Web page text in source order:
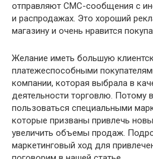
отправляют СМС-сообщения с
и распродажах. Это хороший
магазину и очень нравится
Желание иметь большую
платежеспособными
компании, которая выбрала в
деятельности торговлю. Потому
пользоваться специальными
которые призваны привлечь
увеличить объемы продаж.
маркетинговый ход для